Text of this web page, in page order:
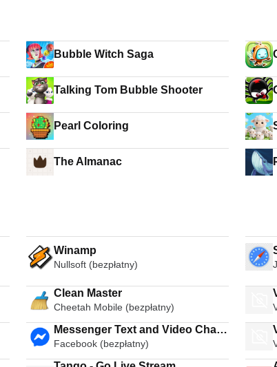
Bubble Witch Saga
Talking Tom Bubble Shooter
Pearl Coloring
The Almanac
Winamp
Nullsoft (bezpłatny)
Clean Master
Cheetah Mobile (bezpłatny)
Messenger Text and Video Chat
for Free
Facebook (bezpłatny)